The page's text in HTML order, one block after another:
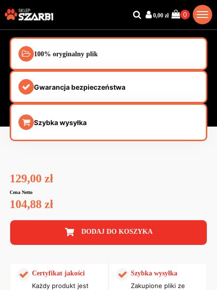
0,00 zł
100% oryginalny plik
Gwarancja bezpieczeństwa
Szybka wysyłka
129,00 zł
Cena Netto
104,88 zł
DODAJ DO KOSZYKA
Certyfikat jakości
Każdy produkt jest
Szybka wysyłka
Zakupione pliki ze